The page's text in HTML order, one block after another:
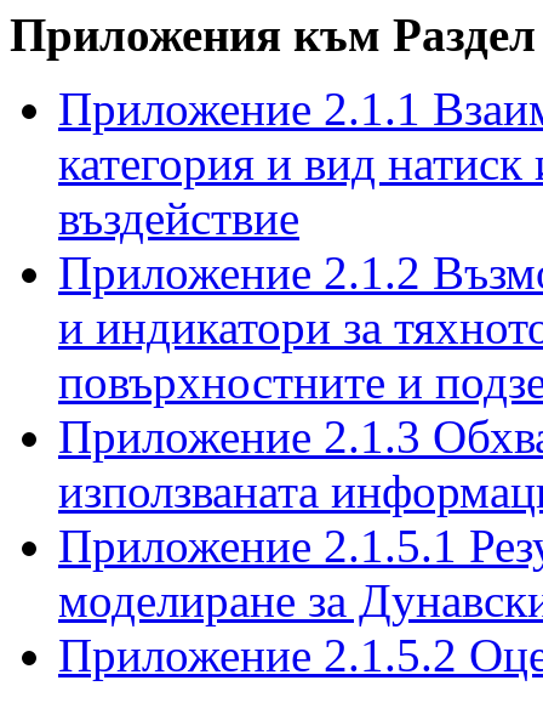
Приложения към
Приложение 2.1.1
категория и вид
въздействие
Приложение 2.1.2
и индикатори за
повърхностните и
Приложение 2.1.3
използваната
Приложение 2.1.5.1
моделиране за
Приложение 2.1.5.2